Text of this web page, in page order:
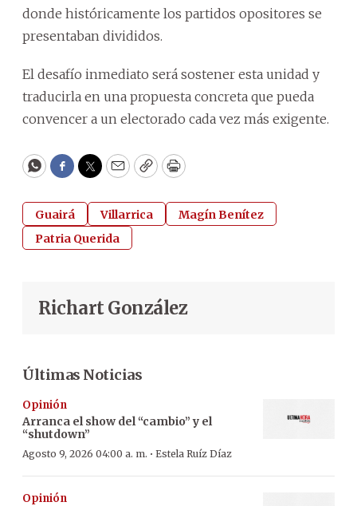
donde históricamente los partidos opositores se
presentaban divididos.
El desafío inmediato será sostener esta unidad y
traducirla en una propuesta concreta que pueda
convencer a un electorado cada vez más exigente.
WhatsApp
Facebook
Twitter
EmailCopyPrint
Guairá Villarrica
Magín Benítez
Patria Querida
Richart González
Últimas Noticias
Opinión
Arranca el show del “cambio” y el
“shutdown”
Agosto 9, 2026 04:00 a. m. · Estela Ruíz Díaz
Opinión